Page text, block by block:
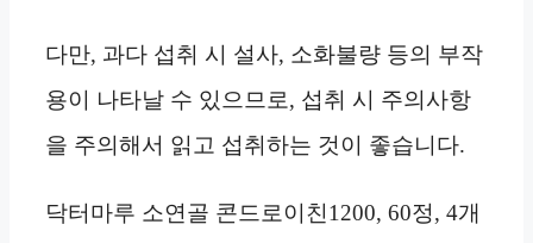
다만, 과다 섭취 시 설사, 소화불량 등의 부작
용이 나타날 수 있으므로, 섭취 시 주의사항
을 주의해서 읽고 섭취하는 것이 좋습니다.
닥터마루 소연골 콘드로이친1200, 60정, 4개